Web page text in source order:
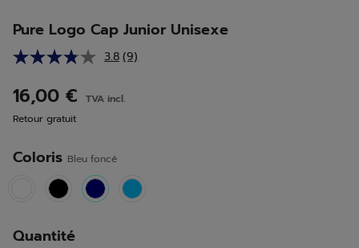
Pure Logo Cap Junior Unisexe
3.8 Lire
Lien
(9)
16,00 €
TVA incl.
Retour gratuit
Coloris Bleu foncé
selected
Quantité